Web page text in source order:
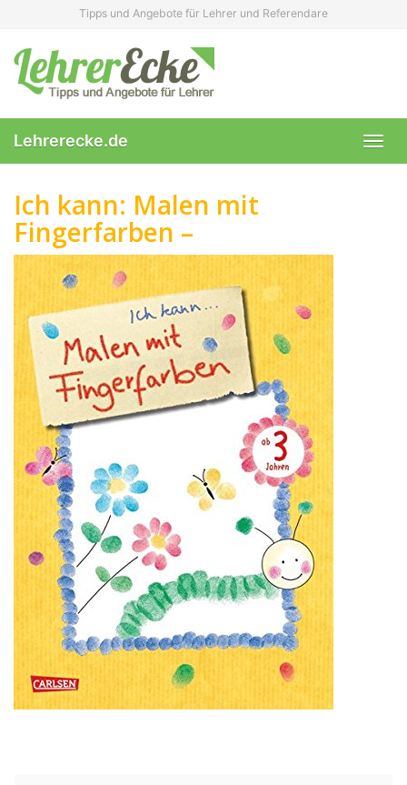
content
Tipps und Angebote für Lehrer und Referendare
Lehrerecke.de
Ich kann: Malen mit
Fingerfarben –